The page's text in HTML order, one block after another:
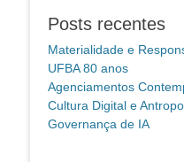
Posts recentes
Materialidade e
UFBA 80 anos
Agenciamentos
Cultura Digital e
Governança de IA